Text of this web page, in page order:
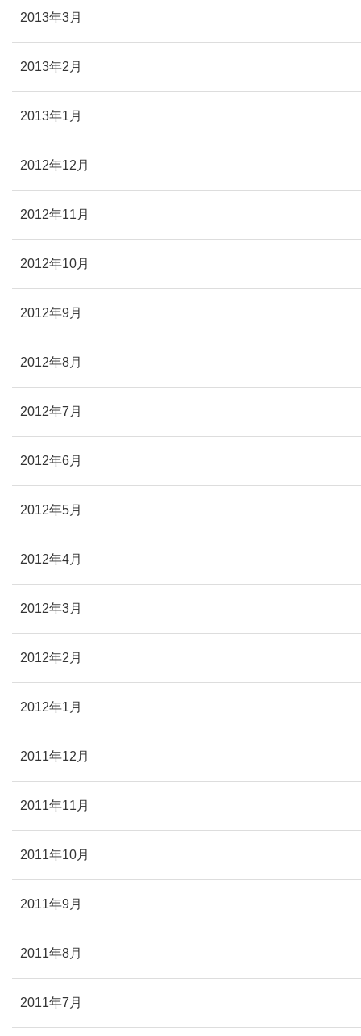
2013年3月
2013年2月
2013年1月
2012年12月
2012年11月
2012年10月
2012年9月
2012年8月
2012年7月
2012年6月
2012年5月
2012年4月
2012年3月
2012年2月
2012年1月
2011年12月
2011年11月
2011年10月
2011年9月
2011年8月
2011年7月